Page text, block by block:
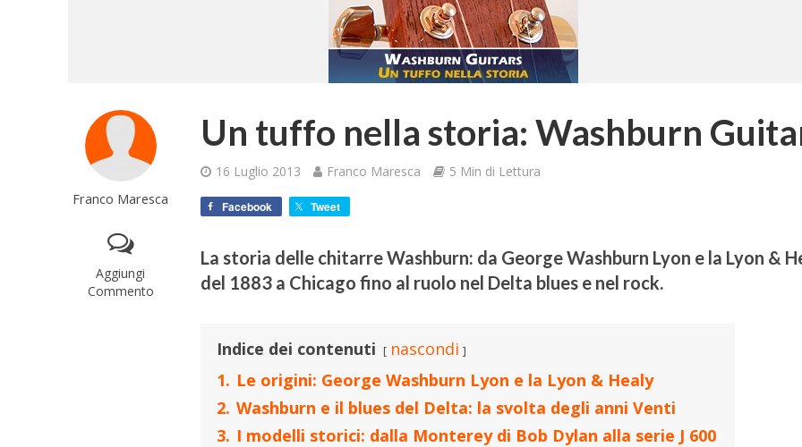
Franco Maresca
Aggiungi
Commento
Un tuffo nella storia: Washburn
16 Luglio 2013 Franco Maresca 5 Min di Lettura
Facebook Tweet
La storia delle chitarre Washburn: da George Washburn Lyon e la Lyon &
del 1883 a Chicago fino al ruolo nel Delta blues e nel rock.
Indice dei contenuti
nascondi
1. Le origini: George Washburn Lyon e la Lyon & Healy
2. Washburn e il blues del Delta: la svolta degli anni Venti
3. I modelli storici: dalla Monterey di Bob Dylan alla serie J 600